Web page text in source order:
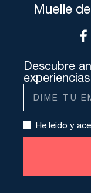
Muelle
Descubre
He leído y